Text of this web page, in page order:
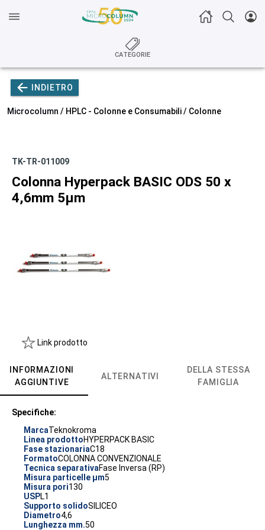
CATEGORIE
INDIETRO
Microcolumn / HPLC - Colonne e Consumabili/ Colonne
TK-TR-011009
Colonna Hyperpack BASIC ODS 50 x
4,6mm 5µm
Link prodotto
INFORMAZIONI
AGGIUNTIVE
ALTERNATIVI
DELLA STESSA
FAMIGLIA
Specifiche:
MarcaTeknokroma
Linea prodottoHYPERPACK BASIC
Fase stazionariaC18
FormatoCOLONNA CONVENZIONALE
Tecnica separativaFase Inversa (RP)
Misura particelle µm5
Misura pori130
USPL1
Supporto solidoSILICEO
Diametro4,6
Lunghezza mm.50